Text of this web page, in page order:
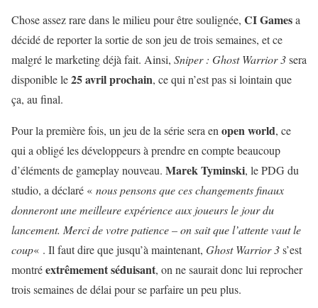
Chose assez rare dans le milieu pour être soulignée, CI Gamesa
décidé de reporter la sortie de son jeu de trois semaines, et ce
malgré le marketing déjà fait. Ainsi, Sniper : Ghost Warrior 3sera
disponible le25 avril prochain, ce qui n’est pas si lointain que
ça, au final.
Pour la première fois, un jeu de la série sera en open world, ce
qui a obligé les développeurs à prendre en compte beaucoup
d’éléments de gameplay nouveau. Marek Tyminski, le PDG du
studio, a déclaré « nous pensons que ces changements finaux
donneront une meilleure expérience aux joueurs le jour du
lancement. Merci de votre patience – on sait que l’attente vaut le
coup« . Il faut dire que jusqu’à maintenant, Ghost Warrior 3s’est
montréextrêmement séduisant, on ne saurait donc lui reprocher
trois semaines de délai pour se parfaire un peu plus.